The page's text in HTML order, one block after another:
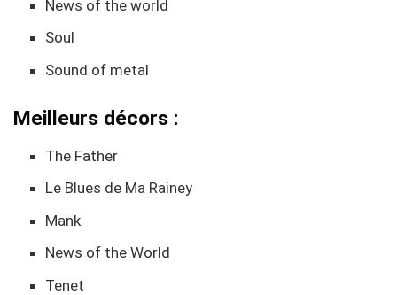
News of the world
Soul
Sound of metal
Meilleurs décors :
The Father
Le Blues de Ma Rainey
Mank
News of the World
Tenet